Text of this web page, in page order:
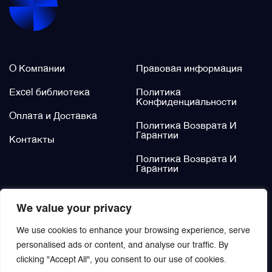
We value your privacy
We use cookies to enhance your browsing experience, serve
personalised ads or content, and analyse our traffic. By
clicking "Accept All", you consent to our use of cookies.
О Компании
Excel библиотека
Оплата и Доставка
Контакты
Правовая информация
Политика
Конфиденциальности
Политика Возврата И
Гарантии
Политика Возврата И
Гарантии
Щётки (угольные щётки)